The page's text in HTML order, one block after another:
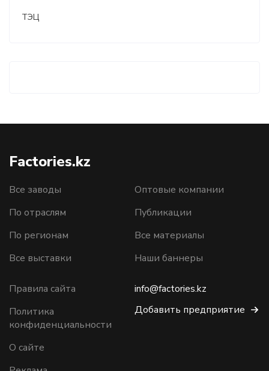
ТЭЦ
Factories.kz
Все заводы
По отраслям
По регионам
Все выставки
Оптовые компании
Публикации
Все материалы
Наши баннеры
Правила сайта
Политика
конфиденциальности
О сайте
info@factories.kz
Добавить предприятие